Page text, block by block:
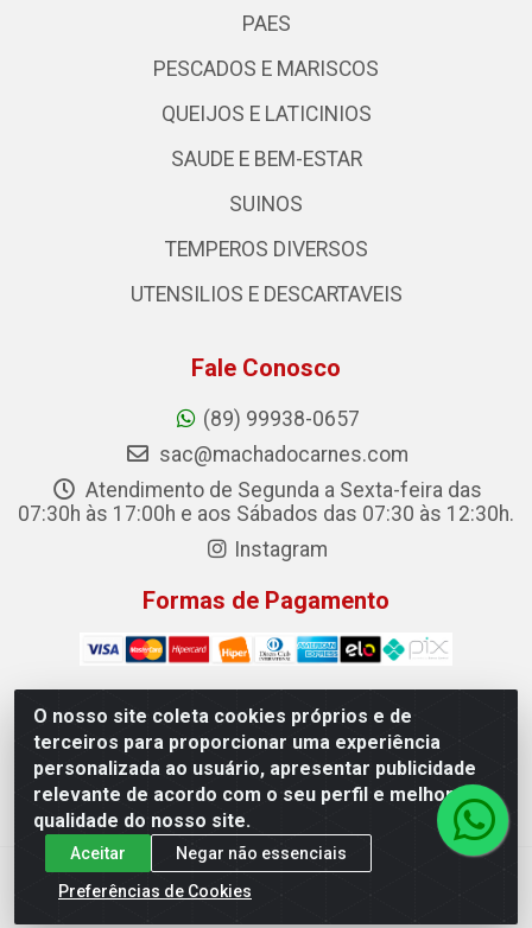
O nosso site coleta cookies próprios e de
terceiros para proporcionar uma experiência
personalizada ao usuário, apresentar publicidade
relevante de acordo com o seu perfil e melhorar a
qualidade do nosso site.
Aceitar
Negar não essenciais
Preferências de Cookies
PAES
PESCADOS E MARISCOS
QUEIJOS E LATICINIOS
SAUDE E BEM-ESTAR
SUINOS
TEMPEROS DIVERSOS
UTENSILIOS E DESCARTAVEIS
Fale Conosco
(89) 99938-0657
sac@machadocarnes.com
Atendimento de Segunda a Sexta-feira das
07:30h às 17:00h e aos Sábados das 07:30 às 12:30h.
Instagram
Formas de Pagamento
Machado Carnes Distribuidora de Alimentos LTDA -
Logradouro: Avenida Candido Aleixo, 148 - Centro - Oeiras/PI
- CEP 64.500-000 - 31.391.008/0001-50